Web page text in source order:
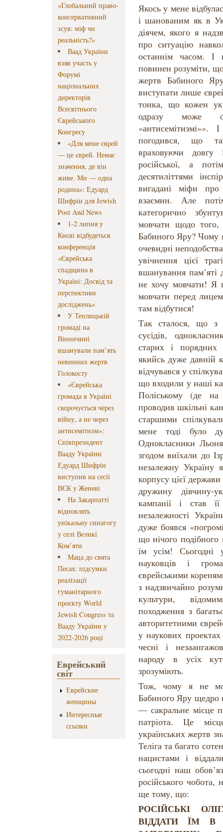
«Глобальний право-
консервативний
зсув: міф чи
реальність?»
Ваад України
взяв участь у
Форумі
національних
директорів
Всесвітнього
Єврейського
Конгресу
«Для мене єврей
— це єврей. Немає
значення, де він
живе. Ми — одна
родина»: Едуард
Шифрін для Jewish
Post And News
1-2 липня у
Києві відбудеться
конференція
«Єврейська
спадщина в
Україні: Досвід та
перспективи
досліджень»
У Теплицькій
громаді на
Вінничині
вшанували пам’ять
невинних жертв
Голокосту
«Єврейська
громада в Україні
скорочується через
війну, а не через
антисемітизм»:
Співпрезидент
Вааду України
Едуард Шифрін
виступив на сесії
ВЄК у Женеві
На Закарпатті
відновлять
унікальну синагогу
у селі Великі
Ком’яти
Маца до свята
Песах: підсумки
реалізації
гуманітарного
проєкту World
Jewish Congress та
Вааду України у
2022-2026 році
Еврейський
світ
Еврейские
женщины
Интересные
ссылки
Якось у мене
і шанованим як в
діячем, якого я
про ситуацію
останнім часом. І
повинен розуміти,
жертв Бабиного
виступати лише
тонка, що кожен
одразу може
погодився, що
враховуючи довгу
російської, а
десятиліттями
вигадані міфи про
взаємин. Але
категорично
мовчати щодо того,
Бабиного Яру? Чому
очевидні
увічнення цієї
вшанування пам’яті
не хочу мовчати! Я
мовчати перед
там відбутися!
Так сталося, що з
сусідів,
старих і порядних
якийсь дуже давній
відчувався у
що входили у наші
Поліському (де на
проводив шкільні
старшими
мене тоді було
Однокласники
згодом виїхали до
незалежну Україну
корпусу цієї
дружину дівчину-
кампанії і став
незалежності
дуже боявся
що нічого
їм усім! Сьогодні
науковців і
єврейськими
з надзвичайно
культури,
походження з
авторитетними
у наукових
чесні і
народу в усіх
зрозуміють.
Тож, чому я не
Бабиного Яру щедро
— сакральне місце
патріота. Це
українських жертв
Теліга та багато
нацистами і
сьогодні наш
російського
ще тому, що:
РОСІЙСЬКІ
ВІДДАТИ ЇМ В